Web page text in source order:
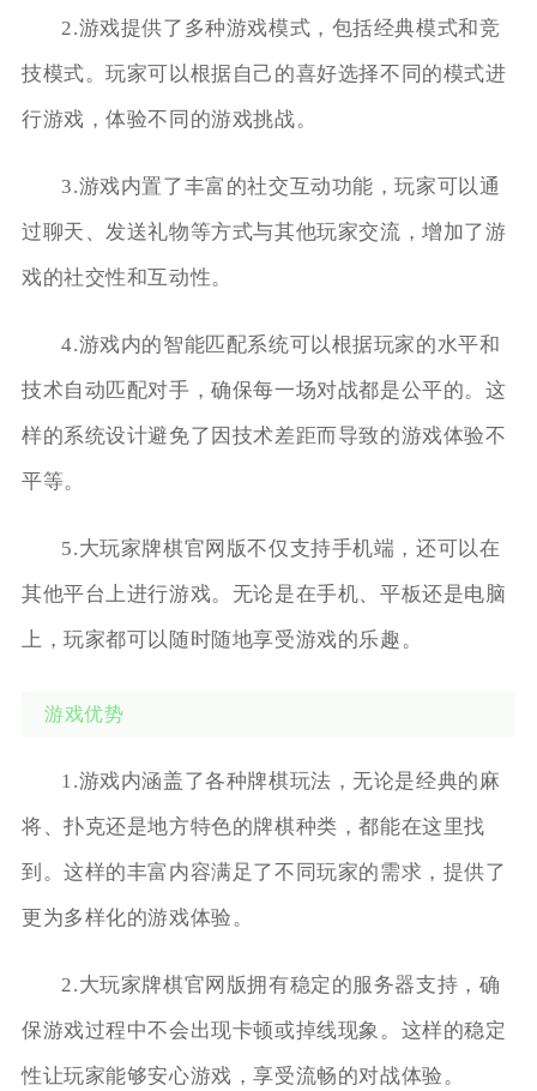
2.游戏提供了多种游戏模式，包括经典模式和竞
技模式。玩家可以根据自己的喜好选择不同的模式进
行游戏，体验不同的游戏挑战。
3.游戏内置了丰富的社交互动功能，玩家可以通
过聊天、发送礼物等方式与其他玩家交流，增加了游
戏的社交性和互动性。
4.游戏内的智能匹配系统可以根据玩家的水平和
技术自动匹配对手，确保每一场对战都是公平的。这
样的系统设计避免了因技术差距而导致的游戏体验不
平等。
5.大玩家牌棋官网版不仅支持手机端，还可以在
其他平台上进行游戏。无论是在手机、平板还是电脑
上，玩家都可以随时随地享受游戏的乐趣。
游戏优势
1.游戏内涵盖了各种牌棋玩法，无论是经典的麻
将、扑克还是地方特色的牌棋种类，都能在这里找
到。这样的丰富内容满足了不同玩家的需求，提供了
更为多样化的游戏体验。
2.大玩家牌棋官网版拥有稳定的服务器支持，确
保游戏过程中不会出现卡顿或掉线现象。这样的稳定
性让玩家能够安心游戏，享受流畅的对战体验。